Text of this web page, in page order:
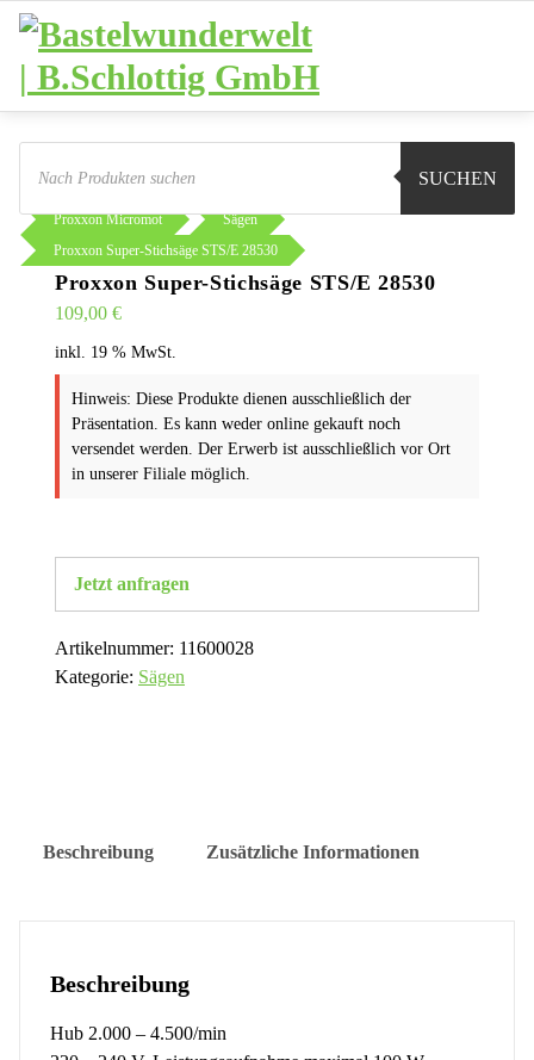
Zum
Inhalt
springen
Products
search
SUCHEN
Sie sind hier: Shop
Proxxon Micromot
Sägen
Proxxon Super-Stichsäge STS/E 28530
Proxxon Super-Stichsäge STS/E 28530
109,00 €
inkl. 19 % MwSt.
Hinweis: Diese Produkte dienen ausschließlich der
Präsentation. Es kann weder online gekauft noch
versendet werden. Der Erwerb ist ausschließlich vor Ort
in unserer Filiale möglich.
Jetzt anfragen
Artikelnummer: 11600028
Kategorie: Sägen
Beschreibung Zusätzliche Informationen
Beschreibung
Hub 2.000 – 4.500/min